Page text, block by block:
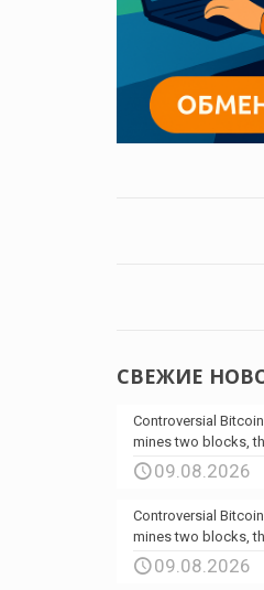
СВЕЖИЕ
Controversial
mines two blocks,
09.08.2026
Controversial
mines two blocks,
09.08.2026